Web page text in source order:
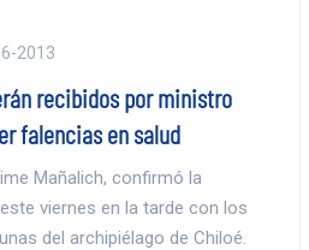
2013
recibidos por ministro
falencias en salud
Mañalich, confirmó la
viernes en la tarde con los
del archipiélago de Chiloé.